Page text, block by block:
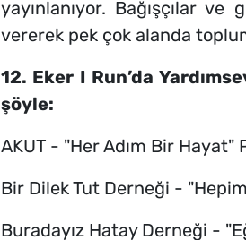
yayınlanıyor. Bağışçılar
vererek pek çok alanda
12. Eker I Run’da
şöyle:
AKUT - "Her Adım Bir Hayat"
Bir Dilek Tut Derneği -
Buradayız Hatay Derneği -